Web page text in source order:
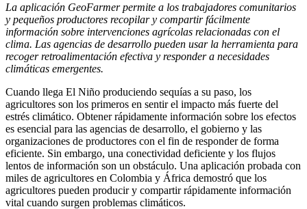
La aplicación GeoFarmer permite a los trabajadores comunitarios
y pequeños productores recopilar y compartir fácilmente
información sobre intervenciones agrícolas relacionadas con el
clima. Las agencias de desarrollo pueden usar la herramienta para
recoger retroalimentación efectiva y responder a necesidades
climáticas emergentes.
Cuando llega El Niño produciendo sequías a su paso, los
agricultores son los primeros en sentir el impacto más fuerte del
estrés climático. Obtener rápidamente información sobre los efectos
es esencial para las agencias de desarrollo, el gobierno y las
organizaciones de productores con el fin de responder de forma
eficiente. Sin embargo, una conectividad deficiente y los flujos
lentos de información son un obstáculo. Una aplicación probada con
miles de agricultores en Colombia y África demostró que los
agricultores pueden producir y compartir rápidamente información
vital cuando surgen problemas climáticos.